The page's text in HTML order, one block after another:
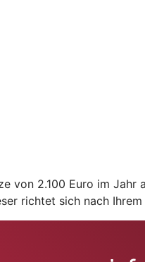
von 2.100 Euro im Jahr
richtet sich nach